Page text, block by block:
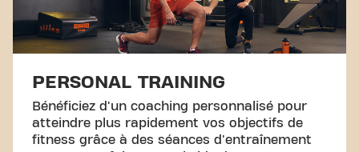
PERSONAL TRAINING
Bénéficiez d'un coaching personnalisé pour
atteindre plus rapidement vos objectifs de
fitness grâce à des séances d'entraînement